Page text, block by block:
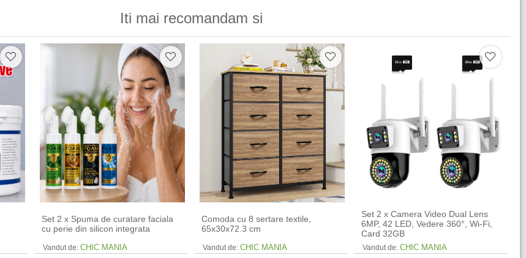
Iti mai recomandam si
Set 2 x Spuma de curatare faciala
cu perie din silicon integrata
Vandut de: CHIC MANIA
Comoda cu 8 sertare textile,
65x30x72.3 cm
Vandut de: CHIC MANIA
Set 2 x Camera Video Dual Lens
6MP, 42 LED, Vedere 360°, Wi-Fi,
Card 32GB
Vandut de: CHIC MANIA